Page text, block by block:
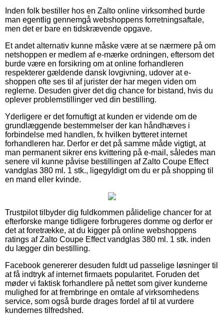
Inden folk bestiller hos en Zalto online virksomhed burde
man egentlig gennemgå webshoppens forretningsaftale,
men det er bare en tidskrævende opgave.
Et andet alternativ kunne måske være at se nærmere på om
netshoppen er medlem af e-mærke ordningen, eftersom det
burde være en forsikring om at online forhandleren
respekterer gældende dansk lovgivning, udover at e-
shoppen ofte ses til af jurister der har megen viden om
reglerne. Desuden giver det dig chance for bistand, hvis du
oplever problemstillinger ved din bestilling.
Yderligere er det fornuftigt at kunden er vidende om de
grundlæggende bestemmelser der kan håndhæves i
forbindelse med handlen, fx hvilken bytteret internet
forhandleren har. Derfor er det på samme måde vigtigt, at
man permanent sikrer ens kvittering på e-mail, således man
senere vil kunne påvise bestillingen af Zalto Coupe Effect
vandglas 380 ml. 1 stk., ligegyldigt om du er på shopping til
en mand eller kvinde.
Trustpilot tilbyder dig fuldkommen pålidelige chancer for at
efterforske mange tidligere forbrugeres domme og derfor er
det at foretrække, at du kigger på online webshoppens
ratings af Zalto Coupe Effect vandglas 380 ml. 1 stk. inden
du lægger din bestilling.
Facebook genererer desuden fuldt ud passelige løsninger til
at få indtryk af internet firmaets popularitet. Foruden det
møder vi faktisk forhandlere på nettet som giver kunderne
mulighed for at frembringe en omtale af virksomhedens
service, som også burde drages fordel af til at vurdere
kundernes tilfredshed.